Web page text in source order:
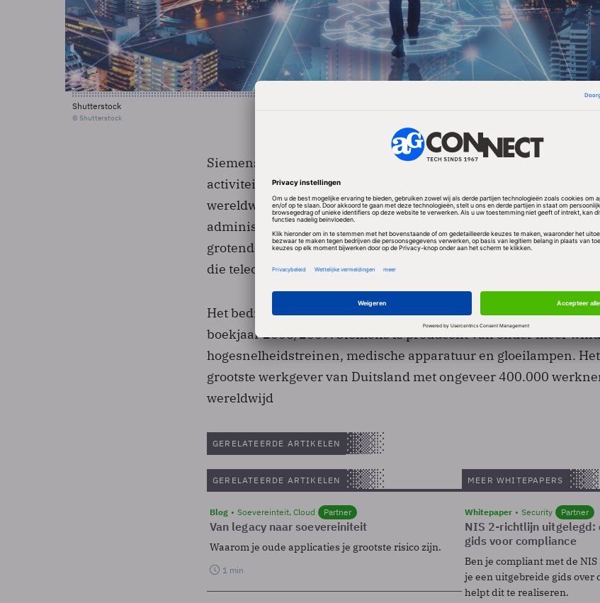
Shutterstock
© Shutterstock
Siemens kondigde in juli een grootscheepse reorganisatie van zijn
activiteiten om efficiënter te worden en kosten te besparen.
wereldwijd 16.750 banen geschrapt. Het gaat hoofdzakelijk om
administratieve posities. De 3 miljard euro aan kosten hangen
grotendeels mee samen, maar ook met de verkoop van de
die telecommunicatiesystemen levert aan bedrijven.
Het bedrijf bevestigde dinsdag ook zijn prognoses voor het
boekjaar 2008/2009. Siemens is producent van onder meer
hogesnelheidstreinen, medische apparatuur en gloeilampen.
grootste werkgever van Duitsland met ongeveer 400.000
wereldwijd
GERELATEERDE ARTIKELEN
GERELATEERDE ARTIKELEN
Blog Soevereinteit, Cloud Partner
Van legacy naar soevereiniteit
Waarom je oude applicaties je grootste risico zijn.
1 min
MEER WHITEPAPERS
Whitepaper Security Partner
NIS 2-richtlijn uitgelegd:
gids voor compliance
Ben je compliant met de
je een uitgebreide gids over
helpt dit te realiseren.